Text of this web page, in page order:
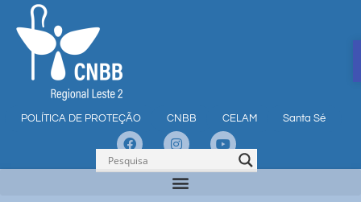
POLÍTICA DE PROTEÇÃO CNBB CELAM Santa Sé